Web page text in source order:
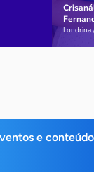
Londrina
e